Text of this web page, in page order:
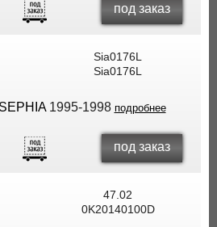
под заказ
Sia0176L
Sia0176L
1995-1998 подробнее
под заказ
47.02
0K20140100D